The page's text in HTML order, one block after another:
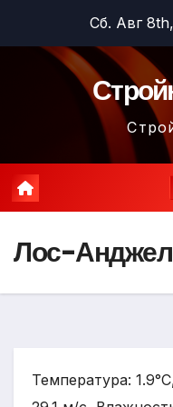
содержимому
Сб. Авг
Лос-
Температура: